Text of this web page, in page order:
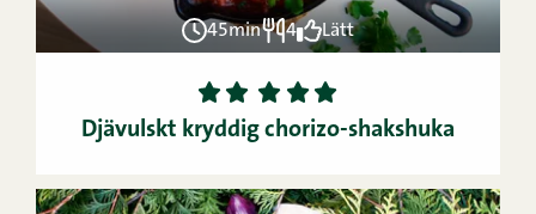
45min 4 Lätt
1 2 3 4
5
Djävulskt kryddig chorizo-shakshuka